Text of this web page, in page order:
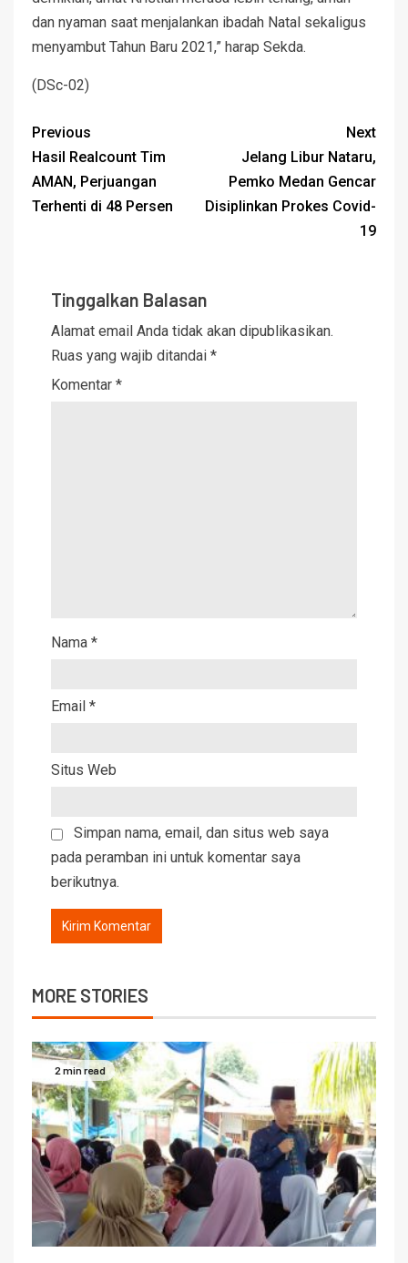
dan nyaman saat menjalankan ibadah Natal sekaligus
menyambut Tahun Baru 2021,” harap Sekda.
(DSc-02)
Previous
Hasil Realcount Tim
AMAN, Perjuangan
Terhenti di 48 Persen
Next
Jelang Libur Nataru,
Pemko Medan Gencar
Disiplinkan Prokes Covid-
19
Tinggalkan Balasan
Alamat email Anda tidak akan dipublikasikan.
Ruas yang wajib ditandai *
Komentar *
Nama *
Email *
Situs Web
Simpan nama, email, dan situs web saya
pada peramban ini untuk komentar saya
berikutnya.
MORE STORIES
2 min read